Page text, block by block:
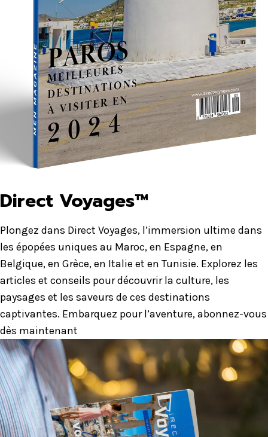
Direct Voyages™
Plongez dans Direct Voyages, l’immersion ultime dans
les épopées uniques au Maroc, en Espagne, en
Belgique, en Grèce, en Italie et en Tunisie. Explorez les
articles et conseils pour découvrir la culture, les
paysages et les saveurs de ces destinations
captivantes. Embarquez pour l’aventure, abonnez-vous
dès maintenant